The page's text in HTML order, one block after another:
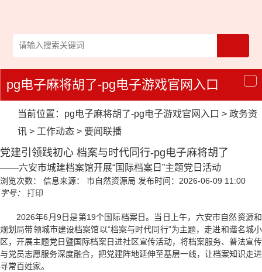
导
航
pg电子麻将胡了-pg电子游戏官网入口
当前位置： pg电子麻将胡了-pg电子游戏官网入口 > 政务资
讯 > 工作动态 > 要闻联播
党建引领践初心 档案与时代同行-pg电子麻将胡了
——六安市城建档案馆开展“国际档案日”主题党日活动
浏览次数： 信息来源： 市自然资源局 发布时间：2026-06-09 11:00
字号：
打印
2026年6月9日是第19个国际档案日。当日上午，六安市自然资源和
规划局带领城市建设档案馆以“档案与时代同行”为主题，走进和谐名城小
区，开展主题党日暨国际档案日进社区宣传活动，将档案服务、普法宣传
与党员志愿服务深度融合，把党建阵地延伸至基层一线，让档案知识走进
寻常百姓家。